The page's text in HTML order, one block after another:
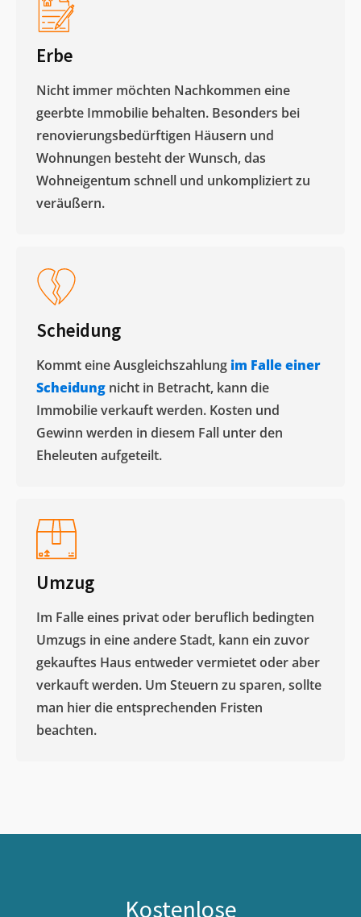
Erbe
Nicht immer möchten Nachkommen eine
geerbte Immobilie behalten. Besonders bei
renovierungsbedürftigen Häusern und
Wohnungen besteht der Wunsch, das
Wohneigentum schnell und unkompliziert zu
veräußern. ​
Scheidung
Kommt eine Ausgleichszahlung im Falle einer
Scheidung nicht in Betracht, kann die
Immobilie verkauft werden. Kosten und
Gewinn werden in diesem Fall unter den
Eheleuten aufgeteilt.​
Umzug
Im Falle eines privat oder beruflich bedingten
Umzugs in eine andere Stadt, kann ein zuvor
gekauftes Haus entweder vermietet oder aber
verkauft werden. Um Steuern zu sparen, sollte
man hier die entsprechenden Fristen
beachten.
Kostenlose